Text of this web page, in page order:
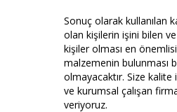
Sonuç olarak kullanılan
olan kişilerin işini bilen
kişiler olması en
malzemenin bulunması
olmayacaktır. Size
ve kurumsal çalışan
veriyoruz.